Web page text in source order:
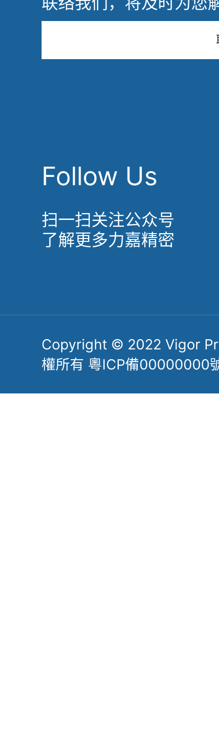
Follow Us
扫一扫关注公众号
了解更多力嘉精密
Copyright © 2022 Vigor
權所有 粵ICP備00000000